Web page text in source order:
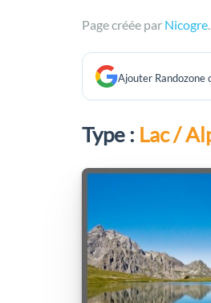
Page créée par Nicogre
Ajouter Randozone
Type : Lac /